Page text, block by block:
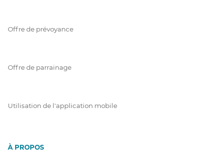
Offre de prévoyance
Offre de parrainage
Utilisation de l'application mobile
À PROPOS